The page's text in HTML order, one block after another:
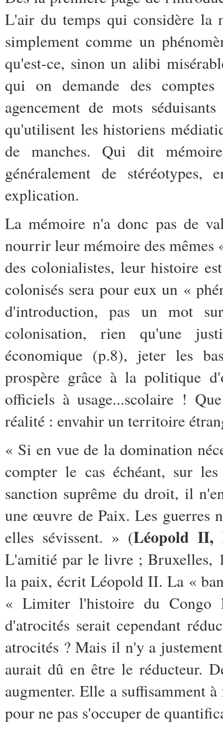
L'air du temps qui considère la
simplement comme un
qu'est-ce, sinon un alibi
qui on demande des
agencement de mots
qu'utilisent les historiens
de manches. Qui dit
généralement de
explication.
La mémoire n'a donc pas de
nourrir leur mémoire des mêmes
des colonialistes, leur histoire
colonisés sera pour eux un «
d'introduction, pas un mot
colonisation, rien qu'une
économique (p.8), jeter les
prospère grâce à la politique
officiels à usage...scolaire !
réalité : envahir un territoire
« Si en vue de la domination
compter le cas échéant, sur
sanction suprême du droit, il
une œuvre de Paix. Les guerres
elles sévissent. » (Léopold II,
L'amitié par le livre ; Bruxelles,
la paix, écrit Léopold II. La «
« Limiter l'histoire du Congo
d'atrocités serait cependant
atrocités ? Mais il n'y a
aurait dû en être le réducteur.
augmenter. Elle a suffisamment
pour ne pas s'occuper de